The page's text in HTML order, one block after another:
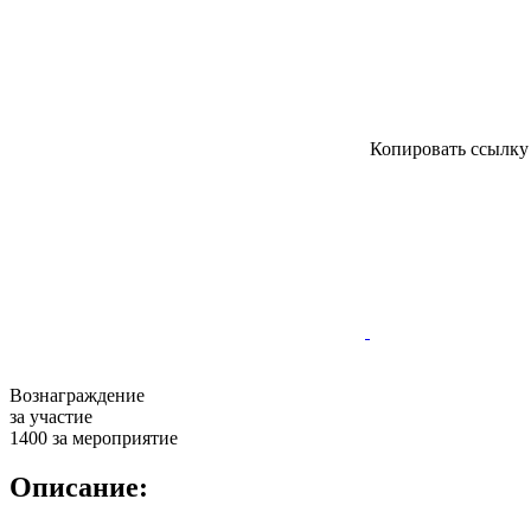
Копировать ссылку
Вознаграждение
за участие
1400 за мероприятие
Описание: